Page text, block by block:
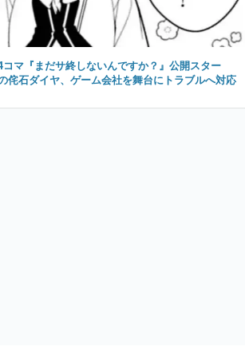
マ『まだサ終しないんですか？』公開スター
侘石ダイヤ、ゲーム会社を舞台にトラブルへ対応